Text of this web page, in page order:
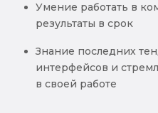
Умение работать в
результаты в срок
Знание последних
интерфейсов и
в своей работе